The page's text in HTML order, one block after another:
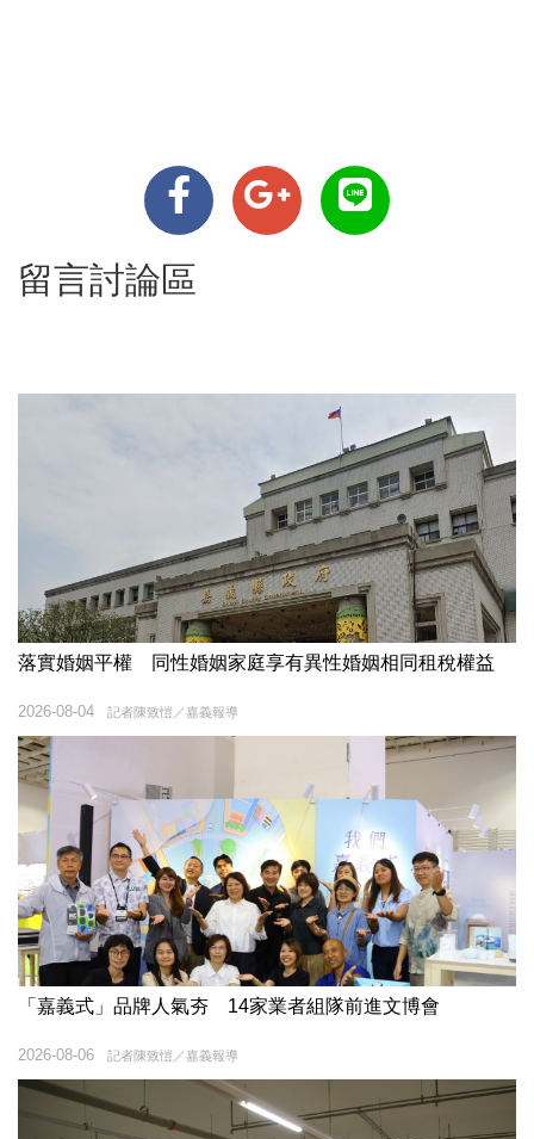
留言討論區
落實婚姻平權 同性婚姻家庭享有異性婚姻相同租稅權益
記者陳致愷／嘉義報導
2026-08-04
「嘉義式」品牌人氣夯 14家業者組隊前進文博會
記者陳致愷／嘉義報導
2026-08-06